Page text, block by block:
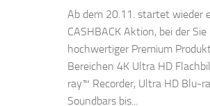
Ab dem 20.11. startet wieder
CASHBACK Aktion, bei der
hochwertiger Premium
Bereichen 4K Ultra HD
ray™ Recorder, Ultra HD Blu-
Soundbars bis...